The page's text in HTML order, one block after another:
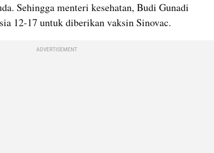
Sehingga menteri kesehatan, Budi Gunadi
12-17 untuk diberikan vaksin Sinovac.
ADVERTISEMENT